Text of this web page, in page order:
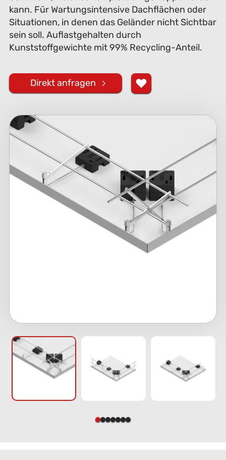
kann. Für Wartungsintensive Dachflächen oder
Situationen, in denen das Geländer nicht Sichtbar
sein soll. Auflastgehalten durch
Kunststoffgewichte mit 99% Recycling-Anteil.
Direkt anfragen